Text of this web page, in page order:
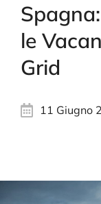
le
Grid
11 Giugno